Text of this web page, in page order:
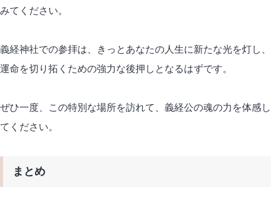
みてください。
義経神社での参拝は、きっとあなたの人生に新たな光を灯し、
運命を切り拓くための強力な後押しとなるはずです。
ぜひ一度、この特別な場所を訪れて、義経公の魂の力を体感し
てください。
まとめ